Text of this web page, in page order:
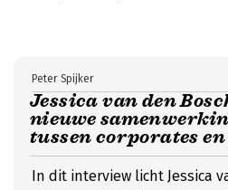
Jessica van den
nieuwe
tussen corporates
Peter Spijker
In dit interview licht Jessica